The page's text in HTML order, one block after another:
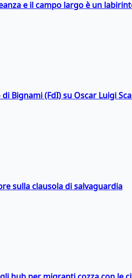
e il campo largo è un
Bignami (FdI) su Oscar Luigi
sulla clausola di salvaguardia